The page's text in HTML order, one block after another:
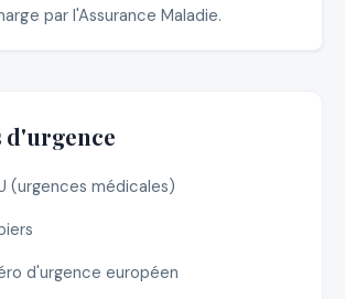
par l'Assurance Maladie.
d'urgence
(urgences médicales)
d'urgence européen